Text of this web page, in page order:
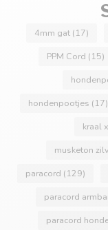
4mm gat (17)
PPM Cord (15)
hondenpootjes (17)
kraal
musketon
paracord (129)
paracord
paracord